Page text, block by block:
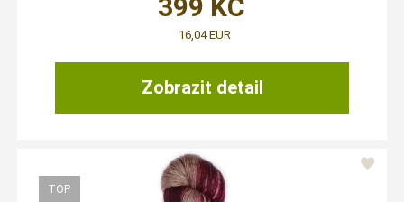
Zobrazit detail
399 KČ
16,04 EUR